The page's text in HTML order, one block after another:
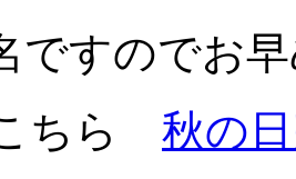
ですのでお
ちら 秋の